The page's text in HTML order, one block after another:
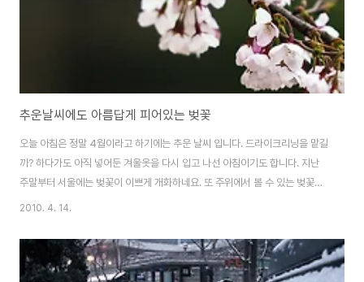
추운날씨에도 아름답게 피어있는 벚꽃
오늘 아침은 정말 4월이라고 하기에는 추운 날씨 입니다. 드라이크리닝을 맡길
까? 하다가도 아직 넣어둔 겨울옷을 다시 입고 나선 아침이기도 합니다. 지난
주말부터 서울에는 벚꽃이 이쁘게 개화하네요. 또 주위에서 볼 수 있는 벚꽃을
그냥 지나가기 아쉬워서 카메라를 들고 올림픽공원이랑 석촌호수를 한번 쭈욱
보고 싶어집니다. 석촌호수는 나무 심은지가 오래되질 않아 아름다운 벚꽃터널
을 아직 만들진 못하고 있고 여의도에 윤중로나..남산...아 작년에 담아본 덕수
2010. 4. 14.